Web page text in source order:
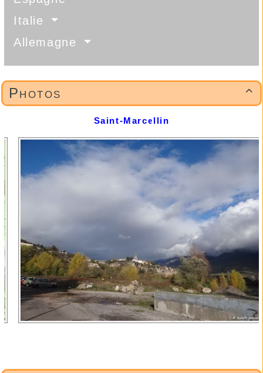
Italie
Allemagne

Photos
Saint-Marcellin